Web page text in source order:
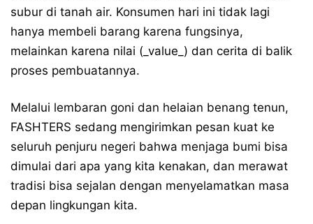
subur di tanah air. Konsumen hari ini tidak lagi
hanya membeli barang karena fungsinya,
melainkan karena nilai (_value_) dan cerita di balik
proses pembuatannya.
Melalui lembaran goni dan helaian benang tenun,
FASHTERS sedang mengirimkan pesan kuat ke
seluruh penjuru negeri bahwa menjaga bumi bisa
dimulai dari apa yang kita kenakan, dan merawat
tradisi bisa sejalan dengan menyelamatkan masa
depan lingkungan kita.